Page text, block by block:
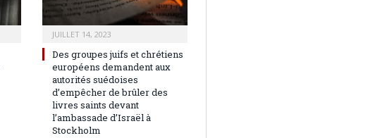
JUILLET 14, 2023
Des groupes juifs et chrétiens
européens demandent aux
autorités suédoises
d’empêcher de brûler des
livres saints devant
l’ambassade d’Israël à
Stockholm